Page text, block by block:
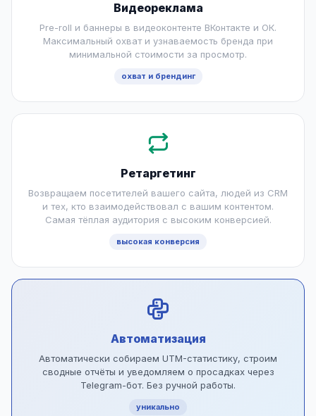
Видеореклама
Pre-roll и баннеры в видеоконтенте ВКонтакте и ОК.
Максимальный охват и узнаваемость бренда при
минимальной стоимости за просмотр.
охват и брендинг
Ретаргетинг
Возвращаем посетителей вашего сайта, людей из CRM
и тех, кто взаимодействовал с вашим контентом.
Самая тёплая аудитория с высоким конверсией.
высокая конверсия
Автоматизация
Автоматически собираем UTM-статистику, строим
сводные отчёты и уведомляем о просадках через
Telegram-бот. Без ручной работы.
уникально